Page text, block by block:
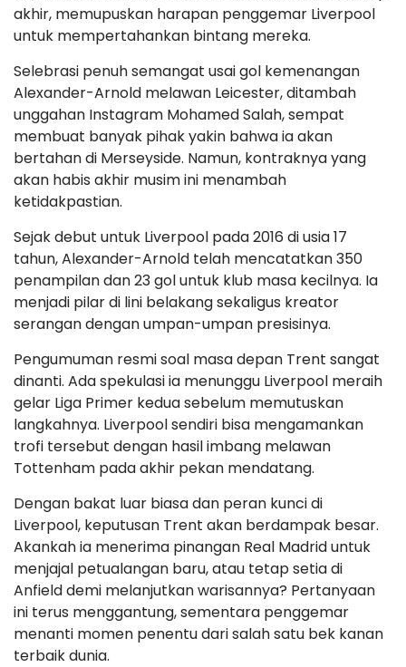
akhir, memupuskan harapan penggemar Liverpool
untuk mempertahankan bintang mereka.
Selebrasi penuh semangat usai gol kemenangan
Alexander-Arnold melawan Leicester, ditambah
unggahan Instagram Mohamed Salah, sempat
membuat banyak pihak yakin bahwa ia akan
bertahan di Merseyside. Namun, kontraknya yang
akan habis akhir musim ini menambah
ketidakpastian.
Sejak debut untuk Liverpool pada 2016 di usia 17
tahun, Alexander-Arnold telah mencatatkan 350
penampilan dan 23 gol untuk klub masa kecilnya. Ia
menjadi pilar di lini belakang sekaligus kreator
serangan dengan umpan-umpan presisinya.
Pengumuman resmi soal masa depan Trent sangat
dinanti. Ada spekulasi ia menunggu Liverpool meraih
gelar Liga Primer kedua sebelum memutuskan
langkahnya. Liverpool sendiri bisa mengamankan
trofi tersebut dengan hasil imbang melawan
Tottenham pada akhir pekan mendatang.
Dengan bakat luar biasa dan peran kunci di
Liverpool, keputusan Trent akan berdampak besar.
Akankah ia menerima pinangan Real Madrid untuk
menjajal petualangan baru, atau tetap setia di
Anfield demi melanjutkan warisannya? Pertanyaan
ini terus menggantung, sementara penggemar
menanti momen penentu dari salah satu bek kanan
terbaik dunia.